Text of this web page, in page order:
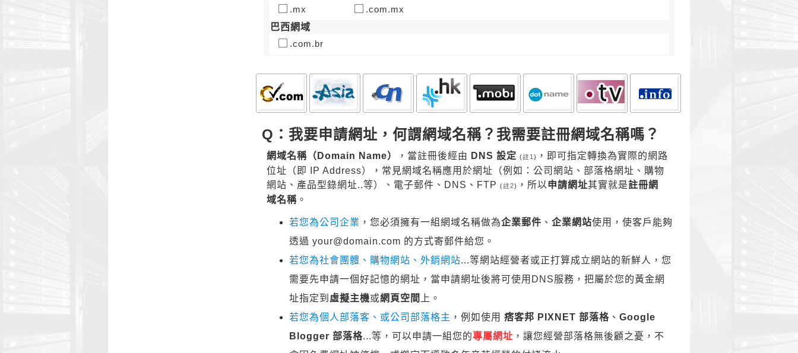
.mx
.com.mx
巴西網域
.com.br
Q：我要申請網址，何謂網域名稱？我需要註冊網域名稱嗎？
網域名稱（Domain Name） ，當註冊後經由 DNS 設定 (註1 )
，即可指定轉換為實際的網路
位址（即 IP Address），常見網域名稱應用於網址（例如：公司網站、部落格網址、購物
網站、產品型錄網址..等）、電子郵件、DNS、FTP (註2) ，所以申請網址其實就是註冊網
域名稱 。
若您為公司企業 ，您必須擁有一組網域名稱做為企業郵件 、 企業網站使用，使客戶能夠
透過 your@domain.com 的方式寄郵件給您。
若您為社會團體、購物網站、外銷網站...等網站經營者或正打算成立網站的新鮮人，您
需要先申請一個好記憶的網址，當申請網址後將可使用DNS服務，把屬於您的黃金網
址指定到 虛擬主機或網頁空間
上。
若您為個人部落客、或公司部落格主 ，例如使用 痞客邦 PIXNET 部落格 、 Google
Blogger 部落格...等，可以申請一組您的專屬網址 ，讓您經營部落格無後顧之憂，不